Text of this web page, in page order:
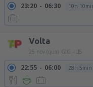
23:20 06:30 10h
Volta
25 nov (qua) GIG - LIS
22:55 06:00 28h 5min